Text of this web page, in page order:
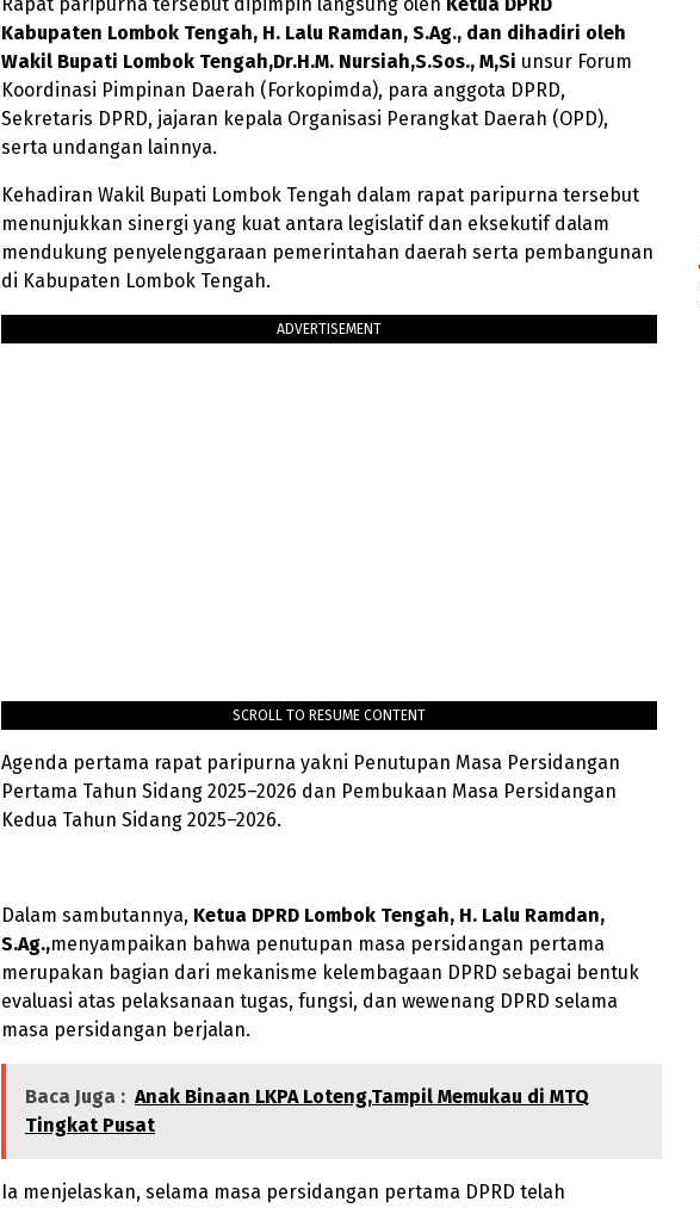
Kabupaten Lombok Tengah, H. Lalu Ramdan, S.Ag., dan dihadiri oleh
Wakil Bupati Lombok Tengah,Dr.H.M. Nursiah,S.Sos., M,Si unsur Forum
Koordinasi Pimpinan Daerah (Forkopimda), para anggota DPRD,
Sekretaris DPRD, jajaran kepala Organisasi Perangkat Daerah (OPD),
serta undangan lainnya.
Kehadiran Wakil Bupati Lombok Tengah dalam rapat paripurna tersebut
menunjukkan sinergi yang kuat antara legislatif dan eksekutif dalam
mendukung penyelenggaraan pemerintahan daerah serta pembangunan
di Kabupaten Lombok Tengah.
ADVERTISEMENT
SCROLL TO RESUME CONTENT
Agenda pertama rapat paripurna yakni Penutupan Masa Persidangan
Pertama Tahun Sidang 2025–2026 dan Pembukaan Masa Persidangan
Kedua Tahun Sidang 2025–2026.
Dalam sambutannya, Ketua DPRD Lombok Tengah, H. Lalu Ramdan,
S.Ag.,menyampaikan bahwa penutupan masa persidangan pertama
merupakan bagian dari mekanisme kelembagaan DPRD sebagai bentuk
evaluasi atas pelaksanaan tugas, fungsi, dan wewenang DPRD selama
masa persidangan berjalan.
Baca Juga : Anak Binaan LKPA Loteng,Tampil Memukau di MTQ
Tingkat Pusat
Ia menjelaskan, selama masa persidangan pertama DPRD telah